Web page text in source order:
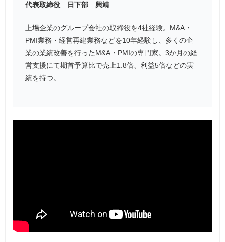
代表取締役 日下部 興靖
上場企業のグループ会社の取締役を4社経験。M&A・
PMI業務・経営再建業務などを10年経験し、多くの企
業の業績改善を行ったM&A・PMIの専門家。3か月の経
営支援にて期首予算比で売上1.8倍、利益5倍などの実
績を持つ。